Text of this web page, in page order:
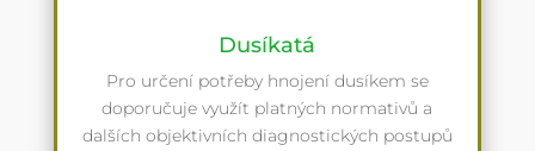
Dusíkatá
Pro určení potřeby hnojení dusíkem se
doporučuje využít platných normativů a
dalších objektivních diagnostických postupů